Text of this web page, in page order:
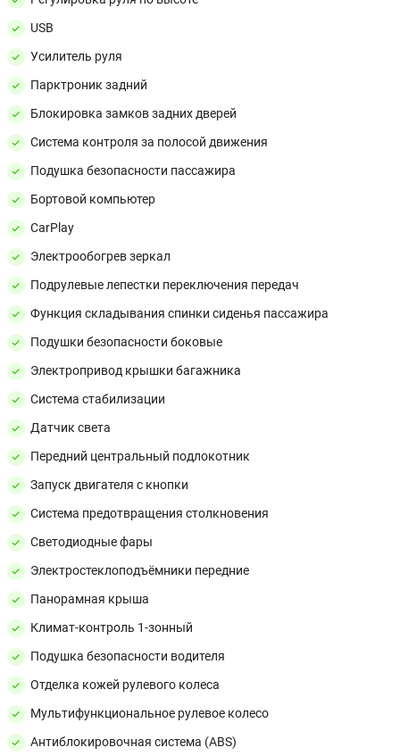
USB
Усилитель руля
Парктроник задний
Блокировка замков задних дверей
Система контроля за полосой движения
Подушка безопасности пассажира
Бортовой компьютер
CarPlay
Электрообогрев зеркал
Подрулевые лепестки переключения передач
Функция складывания спинки сиденья пассажира
Подушки безопасности боковые
Электропривод крышки багажника
Система стабилизации
Датчик света
Передний центральный подлокотник
Запуск двигателя с кнопки
Система предотвращения столкновения
Светодиодные фары
Электростеклоподъёмники передние
Панорамная крыша
Климат-контроль 1-зонный
Подушка безопасности водителя
Отделка кожей рулевого колеса
Мультифункциональное рулевое колесо
Антиблокировочная система (ABS)